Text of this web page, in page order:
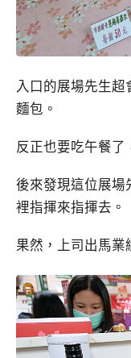
入口的展場先生
麵包。
反正也要吃午餐了
後來發現這位展場
裡指揮來指揮去。
果然，上司出馬業